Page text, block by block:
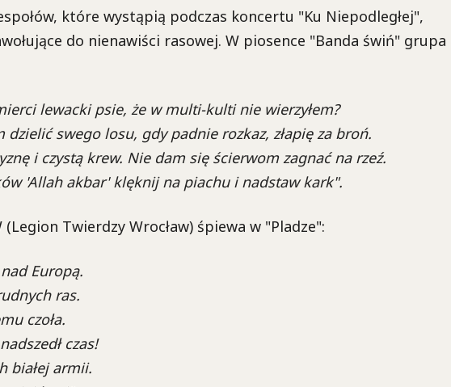
które wystąpią podczas koncertu "Ku Niepodległej",
do nienawiści rasowej. W piosence "Banda świń" grupa
lewacki psie, że w multi-kulti nie wierzyłem?
dzielić swego losu, gdy padnie rozkaz, złapię za broń.
i czystą krew. Nie dam się ścierwom zagnać na rzeź.
'Allah akbar' klęknij na piachu i nadstaw kark".
(Legion Twierdzy Wrocław) śpiewa w "Pladze":
Europą.
ras.
czoła.
czas!
białej armii.